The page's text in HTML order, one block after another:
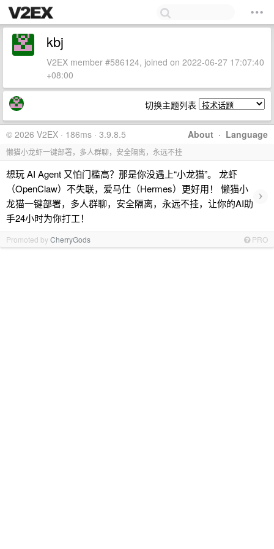
kbj
V2EX member #586124, joined on 2022-06-27 17:07:40
+08:00
切换主题列表
About · Language
© 2026 V2EX · 186ms · 3.9.8.5
懒猫小龙虾一键部署，多人群聊，安全隔离，永远不挂
想玩 AI Agent 又怕门槛高？那是你没遇上“小龙猫”。 龙虾
（OpenClaw）不失联，爱马仕（Hermes）更好用！ 懒猫小
龙猫一键部署，多人群聊，安全隔离，永远不挂，让你的AI助
手24小时为你打工！
›
Promoted byCherryGods PRO